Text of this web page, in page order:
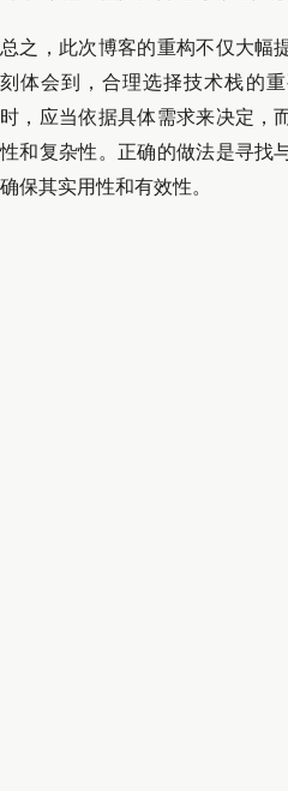
总之，此次博客的重构不仅大幅
刻体会到，合理选择技术栈的
时，应当依据具体需求来决定，
性和复杂性。正确的做法是寻找
确保其实用性和有效性。